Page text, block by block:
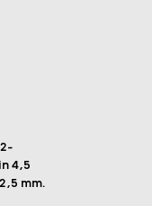
4,5
mm.